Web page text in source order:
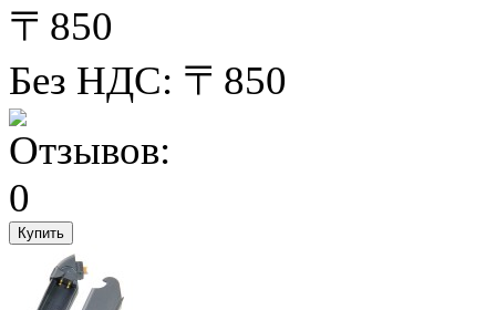
〒850
Без НДС: 〒850